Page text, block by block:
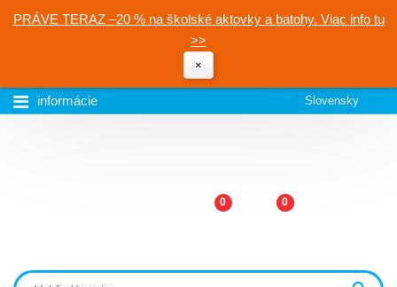
PRÁVE TERAZ –20 % na školské aktovky a batohy. Viac info tu
>>
×
informácie Slovensky
0 0